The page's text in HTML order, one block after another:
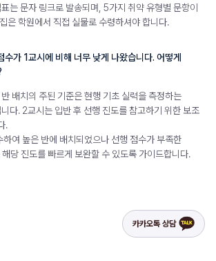
는 문자 링크로 발송되며, 5가지 취약 유형별 문항이
은 학원에서 직접 실물로 수령하셔야 합니다.
수가 1교시에 비해 너무 낮게 나왔습니다. 어떻게
배치의 주된 기준은 현행 기초 실력을 측정하는
다. 2교시는 입반 후 선행 진도를 참고하기 위한 보조
.
하여 높은 반에 배치되었으나 선행 점수가 부족한
당 진도를 빠르게 보완할 수 있도록 가이드합니다.
카카오톡 상담